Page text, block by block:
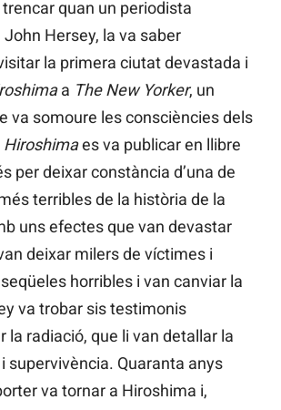
quan un periodista
John Hersey, la va saber
la primera ciutat devastada i
a The New Yorker, un
va somoure les consciències dels
Hiroshimaes va publicar en llibre
per deixar constància d’una de
terribles de la història de la
uns efectes que van devastar
deixar milers de víctimes i
horribles i van canviar la
va trobar sis testimonis
la radiació, que li van detallar la
supervivència. Quaranta anys
va tornar a Hiroshima i,